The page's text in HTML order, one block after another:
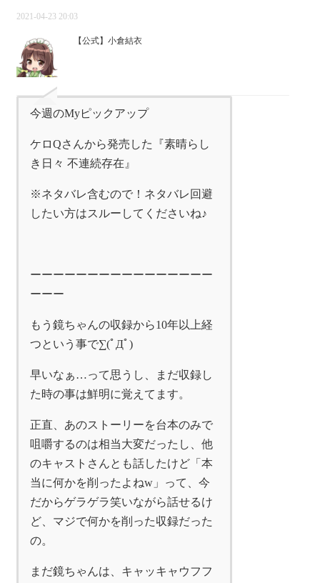
2021-04-23 20:03
【公式】小倉結衣
今週のMyピックアップ
ケロQさんから発売した『素晴らし
き日々 不連続存在』
※ネタバレ含むので！ネタバレ回避
したい方はスルーしてくださいね♪
ーーーーーーーーーーーーーーーー
ーーー
もう鏡ちゃんの収録から10年以上経
つという事で∑(ﾟДﾟ)
早いなぁ…って思うし、まだ収録し
た時の事は鮮明に覚えてます。
正直、あのストーリーを台本のみで
咀嚼するのは相当大変だったし、他
のキャストさんとも話したけど「本
当に何かを削ったよねw」って、今
だからゲラゲラ笑いながら話せるけ
ど、マジで何かを削った収録だった
の。
まだ鏡ちゃんは、キャッキャウフフ